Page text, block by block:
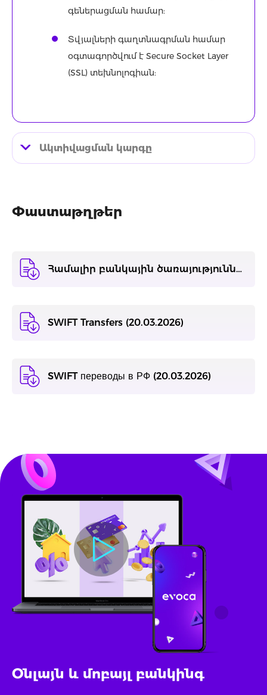
գեներացման համար:
Տվյալների գաղտնագրման համար
օգտագործվում է Secure Socket Layer
(SSL) տեխնոլոգիան:
Ակտիվացման կարգը
Փաստաթղթեր
Համալիր բանկային ծառայությունների մատուցման պայմաններ 16.05.2025
SWIFT Transfers (20.03.2026)
SWIFT переводы в РФ (20.03.2026)
Օնլայն և մոբայլ բանկինգ